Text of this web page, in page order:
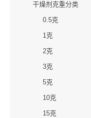
干燥剂克重分类
0.5克
1克
2克
3克
5克
10克
15克